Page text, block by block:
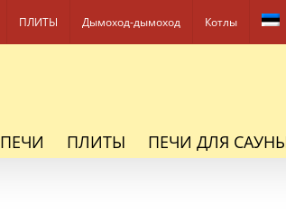
ПЛИТЫ Дымоход-дымоход Котлы
ПЕЧИ ПЛИТЫ ПЕЧИ ДЛЯ